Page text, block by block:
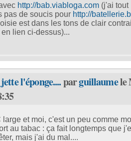
http://bab.viabloga.com(j'ai tout
pas de soucis pour http://
est dans les tons de clair
lien ci-dessus)...
l'éponge....parguillaumele
large et moi, c'est un peu comme
au tabac : ça fait longtemps que
mais j'ai du mal....